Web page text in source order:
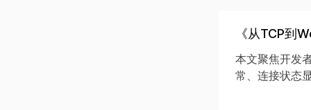
《从TCP到
本文聚焦开发
常、连接状态